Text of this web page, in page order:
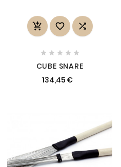
  
    
CUBE SNARE
134,45 €